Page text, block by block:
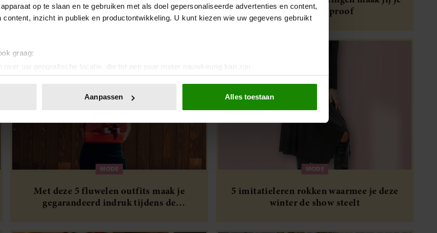
op te slaan en te gebruiken met als doel gepersonaliseerde advertenties en content,
content, inzicht in publiek en productontwikkeling. U kunt kiezen wie uw gegevens gebruikt
graag:
over uw geografische locatie, die tot een paar meter nauwkeurig kan zijn
door het actief te scannen op specifieke eigenschappen (fingerprinting)
of intrekken in de Cookieverklaring.
en advertenties te personaliseren, om functies voor social media te bieden en om ons
Ook delen we informatie over uw gebruik van onze site met onze partners voor social
Deze partners kunnen deze gegevens combineren met andere informatie die u aan ze heeft
op basis van uw gebruik van hun services. U gaat akkoord met onze cookies als u
Aanpassen Alles toestaan
straal jij tijdens de feestdagen
outfit party-proof
MODE
Met deze 5 fluwelen outfits maak je
gegarandeerd indruk tijdens de
MODE
5 imitatieleren rokken waarmee je deze
winter de show steelt